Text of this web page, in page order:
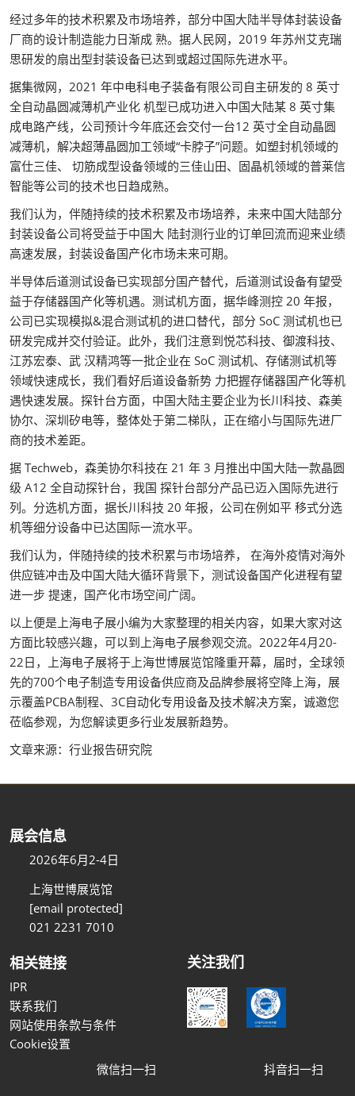
经过多年的技术积累及市场培养，部分中国大陆半导体封装设备
厂商的设计制造能力日渐成 熟。据人民网，2019 年苏州艾克瑞
思研发的扇出型封装设备已达到或超过国际先进水平。
据集微网，2021 年中电科电子装备有限公司自主研发的 8 英寸
全自动晶圆减薄机产业化 机型已成功进入中国大陆某 8 英寸集
成电路产线，公司预计今年底还会交付一台12 英寸全自动晶圆
减薄机，解决超薄晶圆加工领域“卡脖子”问题。如塑封机领域的
富仕三佳、 切筋成型设备领域的三佳山田、固晶机领域的普莱信
智能等公司的技术也日趋成熟。
我们认为，伴随持续的技术积累及市场培养，未来中国大陆部分
封装设备公司将受益于中国大 陆封测行业的订单回流而迎来业绩
高速发展，封装设备国产化市场未来可期。
半导体后道测试设备已实现部分国产替代，后道测试设备有望受
益于存储器国产化等机遇。测试机方面，据华峰测控 20 年报，
公司已实现模拟&混合测试机的进口替代，部分 SoC 测试机也已
研发完成并交付验证。此外，我们注意到悦芯科技、御渡科技、
江苏宏泰、武 汉精鸿等一批企业在 SoC 测试机、存储测试机等
领域快速成长，我们看好后道设备新势 力把握存储器国产化等机
遇快速发展。探针台方面，中国大陆主要企业为长川科技、森美
协尔、深圳矽电等，整体处于第二梯队，正在缩小与国际先进厂
商的技术差距。
据 Techweb，森美协尔科技在 21 年 3 月推出中国大陆一款晶圆
级 A12 全自动探针台，我国 探针台部分产品已迈入国际先进行
列。分选机方面，据长川科技 20 年报，公司在例如平 移式分选
机等细分设备中已达国际一流水平。
我们认为，伴随持续的技术积累与市场培养， 在海外疫情对海外
供应链冲击及中国大陆大循环背景下，测试设备国产化进程有望
进一步 提速，国产化市场空间广阔。
以上便是上海电子展小编为大家整理的相关内容，如果大家对这
方面比较感兴趣，可以到上海电子展参观交流。2022年4月20-
22日，上海电子展将于上海世博展览馆隆重开幕，届时，全球领
先的700个电子制造专用设备供应商及品牌参展将空降上海，展
示覆盖PCBA制程、3C自动化专用设备及技术解决方案，诚邀您
莅临参观，为您解读更多行业发展新趋势。
文章来源：行业报告研究院
展会信息
2026年6月2-4日
上海世博展览馆
[email protected]
021 2231 7010
相关链接
IPR
联系我们
网站使用条款与条件
Cookie设置
关注我们
微信扫一扫 抖音扫一扫